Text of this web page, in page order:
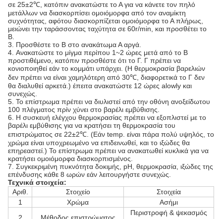
σε 25±2℃, κατόπιν ανακατώστε το Α για να κάνετε τον πηλό
μετάλλων να διασκορπίσει ομοιόμορφα από τον αναμίκτη
συχνότητας, αφότου διασκορπίζεται ομοιόμορφα το Α πλήρως,
μειώνει την ταράσσοντας ταχύτητα σε 60r/min, και προσθέτει το
Β.
3. Προσθέστε το Β στο ανακάτωμα Α αργά.
4. Ανακατώστε το μίγμα περίπου 1~2 ώρες μετά από το Β
προστιθέμενο, κατόπιν προσθέστε ότι το Γ. Γ πρέπει να
κονιοποιηθεί εάν το κομμάτι υπάρχει. (Η θερμοκρασία βαρελιών
δεν πρέπει να είναι χαμηλότερη από 30℃, διαφορετικά το Γ δεν
θα διαλυθεί αρκετά.) έπειτα ανακατώστε 12 ώρες alowly και
συνεχώς.
5. Το επίστρωμα πρέπει να διυλιστεί από την οθόνη ανοξείδωτου
100 πλέγματος πρίν χύνει στο βαρέλι εμβύθισης.
6. Η συσκευή ελέγχου θερμοκρασίας πρέπει να εξοπλιστεί με το
βαρέλι εμβύθισης για να κρατήσει τη θερμοκρασία του
επιστρώματος σε 22±2℃. (Εάν temp. είναι πάρα πολύ υψηλός, το
χρώμα είναι υποχρεωμένο να επιδεινωθεί, και το ιξώδες θα
επηρεαστεί.) Το επίστρωμα πρέπει να ανακατωθεί κυκλικά για να
κρατήσει ομοιόμορφα διασκορπισμένος.
7. Συγκεκριμένη πυκνότητα δοκιμής, pH, θερμοκρασία, ιξώδες της
επένδυσης κάθε 8 ωρών εάν λειτουργήστε συνεχώς.
Τεχνικά στοιχεία:
Αριθ.
Στοιχείο
Στοιχεία
1
Χρώμα
Ασήμι
Περιστροφή & ψεκασμός